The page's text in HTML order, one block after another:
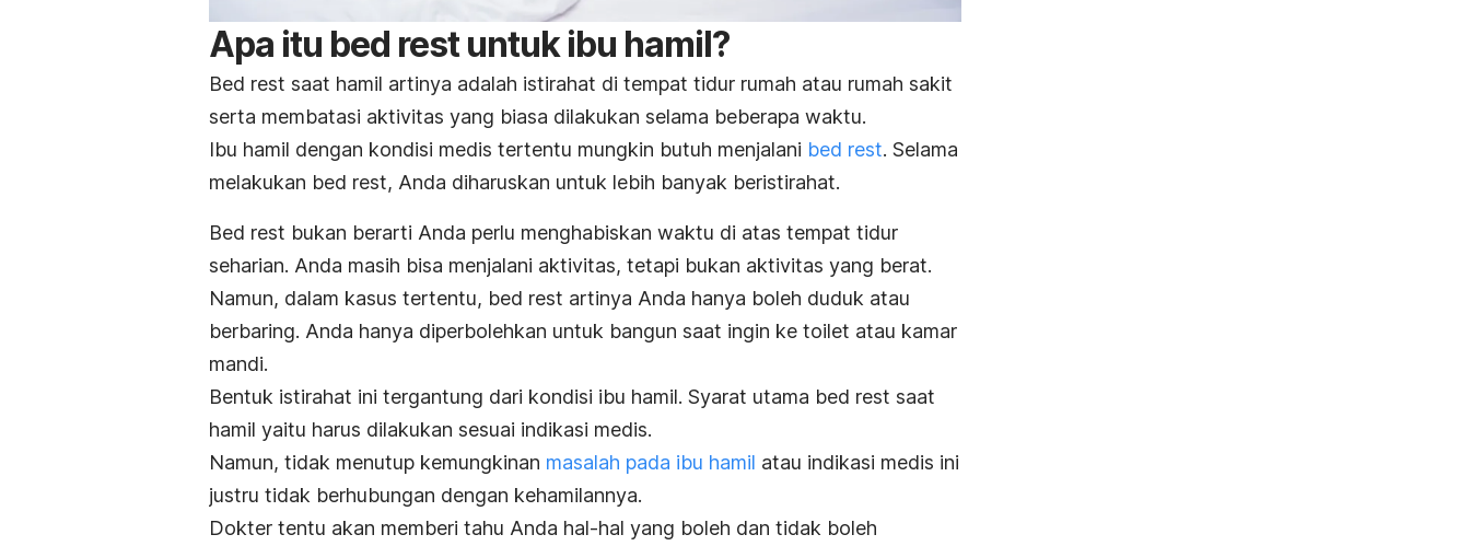
Apa itu bed restuntuk ibu hamil?
Bed rest saat hamil artinya adalah istirahat di tempat tidur rumah atau rumah sakit
serta membatasi aktivitas yang biasa dilakukan selama beberapa waktu.
Ibu hamil dengan kondisi medis tertentu mungkin butuh menjalani bed rest. Selama
melakukan bed rest, Anda diharuskan untuk lebih banyak beristirahat.
Bed rest bukan berarti Anda perlu menghabiskan waktu di atas tempat tidur
seharian. Anda masih bisa menjalani aktivitas, tetapi bukan aktivitas yang berat.
Namun, dalam kasus tertentu, bed rest artinya Anda hanya boleh duduk atau
berbaring. Anda hanya diperbolehkan untuk bangun saat ingin ke toilet atau kamar
mandi.
Bentuk istirahat ini tergantung dari kondisi ibu hamil. Syarat utama bed rest saat
hamil yaitu harus dilakukan sesuai indikasi medis.
Namun, tidak menutup kemungkinan masalah pada ibu hamil atau indikasi medis ini
justru tidak berhubungan dengan kehamilannya.
Dokter tentu akan memberi tahu Anda hal-hal yang boleh dan tidak boleh